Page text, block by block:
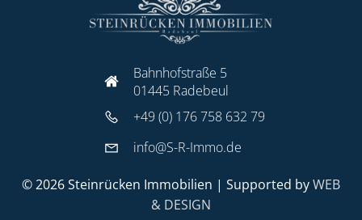
Bahnhofstraße 5
01445 Radebeul
+49 (0) 176 758 632 79
info@S-R-Immo.de
© 2026 Steinrücken Immobilien | Supported byWEB
& DESIGN